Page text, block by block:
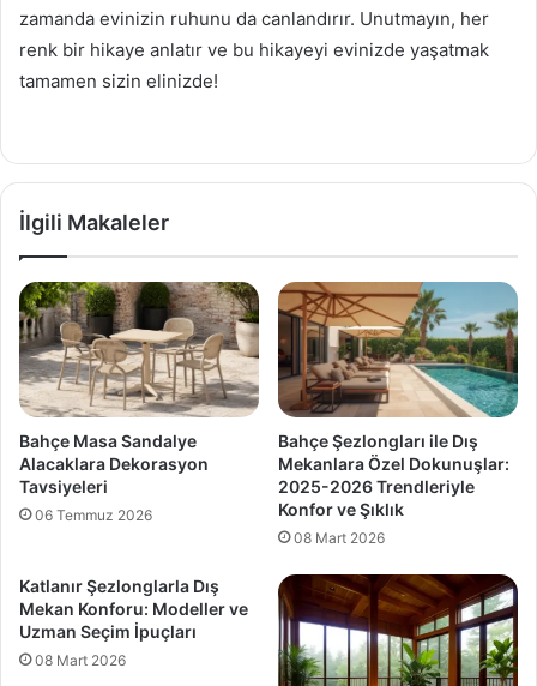
zamanda evinizin ruhunu da canlandırır. Unutmayın, her
renk bir hikaye anlatır ve bu hikayeyi evinizde yaşatmak
tamamen sizin elinizde!
İlgili Makaleler
Bahçe Masa Sandalye
Alacaklara Dekorasyon
Tavsiyeleri
06 Temmuz 2026
Bahçe Şezlongları ile Dış
Mekanlara Özel Dokunuşlar:
2025-2026 Trendleriyle
Konfor ve Şıklık
08 Mart 2026
Katlanır Şezlonglarla Dış
Mekan Konforu: Modeller ve
Uzman Seçim İpuçları
08 Mart 2026